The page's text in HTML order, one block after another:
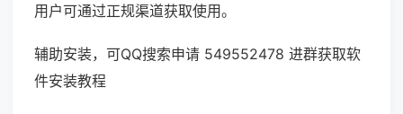
用户可通过正规渠道获取使用。
辅助安装，可QQ搜索申请 549552478 进群获取软
件安装教程